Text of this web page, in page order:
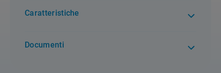
Caratteristiche
Documenti